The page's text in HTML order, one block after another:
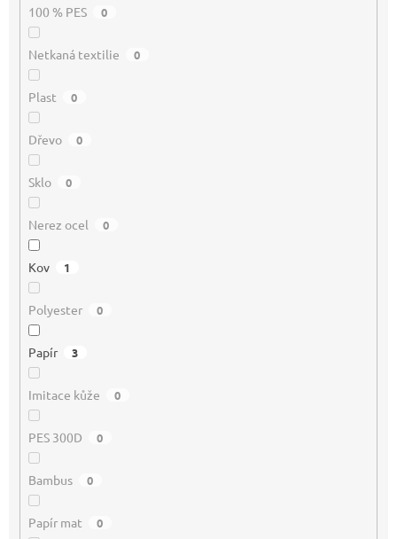
100 % PES 0
Netkaná textilie 0
Plast 0
Dřevo 0
Sklo 0
Nerez ocel 0
Kov 1
Polyester 0
Papír 3
Imitace kůže 0
PES 300D 0
Bambus 0
Papír mat 0